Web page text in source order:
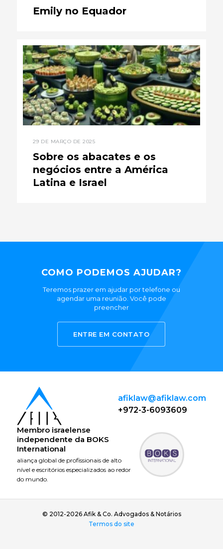
Emily no Equador
29 DE MARÇO DE 2025
Sobre os abacates e os
negócios entre a América
Latina e Israel
COMO PODEMOS AJUDAR?
Teremos prazer em ajudar por telefone ou
agendar uma reunião. Você pode
preencher
ENTRE EM CONTATO
afiklaw@afiklaw.com
+972-3-6093609
Membro israelense
independente da BOKS
International
aliança global de profissionais de alto
nível e escritórios especializados ao redor
do mundo.
© 2012-2026 Afik & Co. Advogados & Notários
Termos do site